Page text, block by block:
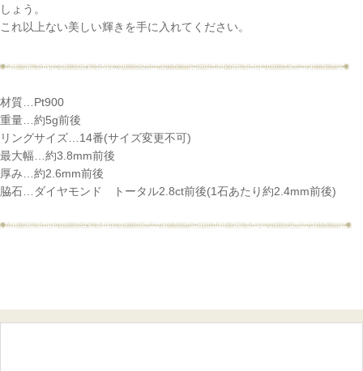
しょう。
これ以上ない美しい輝きを手に入れてください。
材質…Pt900
重量…約5g前後
リングサイズ…14番(サイズ変更不可)
最大幅…約3.8mm前後
厚み…約2.6mm前後
脇石…ダイヤモンド トータル2.8ct前後(1石あたり約2.4mm前後)